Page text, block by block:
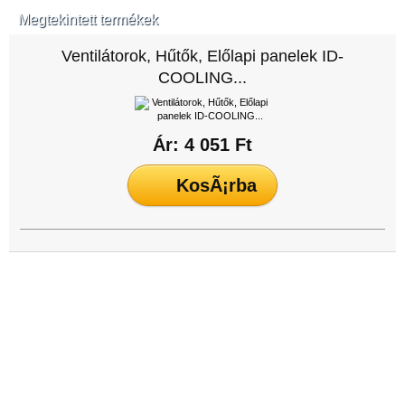
Megtekintett termékek
Ventilátorok, Hűtők, Előlapi panelek ID-
COOLING...
Ár: 4 051 Ft